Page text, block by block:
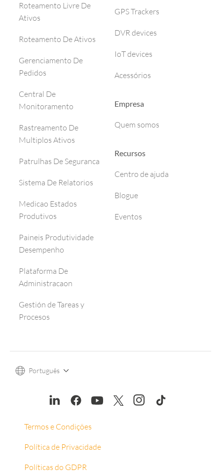
Roteamento Livre De
Ativos
Roteamento De Ativos
Gerenciamento De
Pedidos
Central De
Monitoramento
Rastreamento De
Multiplos Ativos
Patrulhas De Seguranca
Sistema De Relatorios
Medicao Estados
Produtivos
Paineis Produtividade
Desempenho
Plataforma De
Administracaon
Gestión de Tareas y
Procesos
GPS Trackers
DVR devices
IoT devices
Acessórios
Empresa
Quem somos
Recursos
Centro de ajuda
Blogue
Eventos
Português
Termos e Condições
Política de Privacidade
Políticas do GDPR